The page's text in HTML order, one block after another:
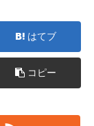
はてブ
コピー